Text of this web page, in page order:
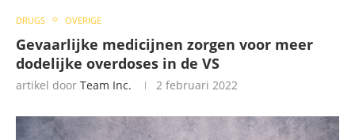
DRUGS OVERIGE
Gevaarlijke medicijnen zorgen voor meer
dodelijke overdoses in de VS
artikel door Team Inc. 2 februari 2022